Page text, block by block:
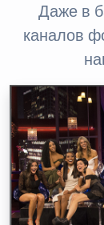
Даже в
каналов